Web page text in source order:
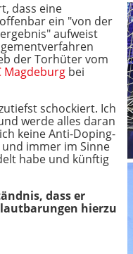
dass eine
ein "von der
aufweist
der Torhüter vom
Magdeburg bei
schockiert. Ich
werde alles daran
keine Anti-Doping-
immer im Sinne
habe und künftig
dass er
hierzu